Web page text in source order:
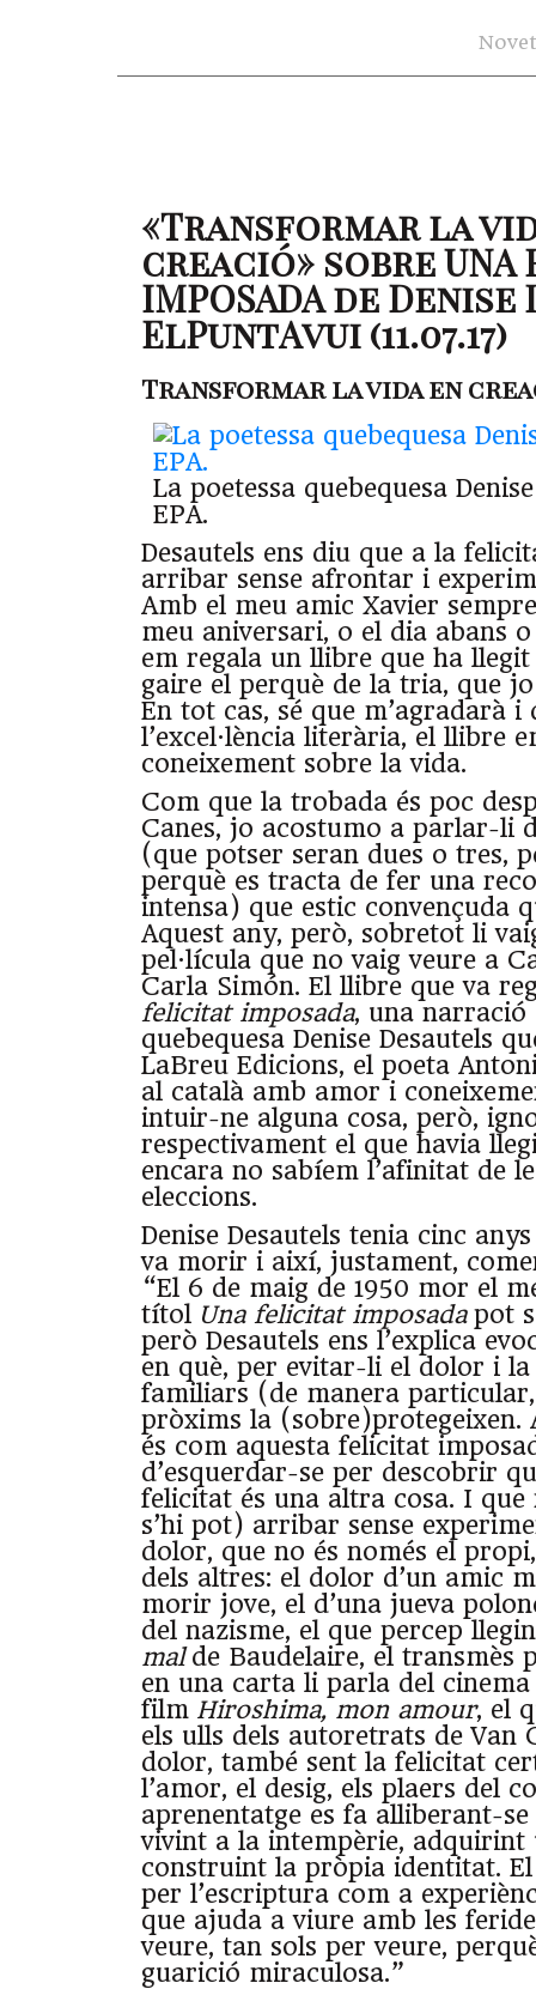
«Transformar la
creació» sobre UNA
IMPOSADA de
ElPuntAvui (11.07.17)
Transformar la vida en
La poetessa quebequesa
EPA.
Desautels ens diu que a la
arribar sense afrontar i
Amb el meu amic Xavier
meu aniversari, o el dia abans
em regala un llibre que ha
gaire el perquè de la tria, que
En tot cas, sé que m’agradarà i
l’excel·lència literària, el llibre
coneixement sobre la vida.
Com que la trobada és poc
Canes, jo acostumo a parlar-li
(que potser seran dues o tres,
perquè es tracta de fer una
intensa) que estic convençuda
Aquest any, però, sobretot li
pel·lícula que no vaig veure a
Carla Simón. El llibre que va
felicitat imposada, una narració
quebequesa Denise Desautels
LaBreu Edicions, el poeta
al català amb amor i
intuir-ne alguna cosa, però,
respectivament el que havia
encara no sabíem l’afinitat de
eleccions.
Denise Desautels tenia cinc
va morir i així, justament,
“El 6 de maig de 1950 mor el
títol Una felicitat imposadapot
però Desautels ens l’explica
en què, per evitar-li el dolor i la
familiars (de manera
pròxims la (sobre)protegeixen.
és com aquesta felicitat
d’esquerdar-se per descobrir
felicitat és una altra cosa. I
s’hi pot) arribar sense
dolor, que no és només el
dels altres: el dolor d’un amic
morir jove, el d’una jueva
del nazisme, el que percep
malde Baudelaire, el transmès
en una carta li parla del
film Hiroshima, mon amour, el
els ulls dels autoretrats de Van
dolor, també sent la felicitat
l’amor, el desig, els plaers del
aprenentatge es fa alliberant-
vivint a la intempèrie, adquirint
construint la pròpia identitat. El
per l’escriptura com a
que ajuda a viure amb les
veure, tan sols per veure,
guarició miraculosa.”